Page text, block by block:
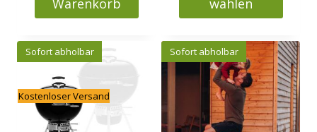
Warenkorb
wählen
Produkt
weist
mehrere
Varianten
auf.
Sofort abholbar
Kostenloser Versand
Sofort abholbar